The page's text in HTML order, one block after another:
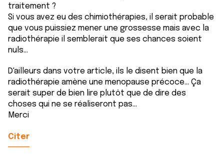
traitement ?
Si vous avez eu des chimiothérapies, il serait probable
que vous puissiez mener une grossesse mais avec la
radiothérapie il semblerait que ses chances soient
nuls...
D'ailleurs dans votre article, ils le disent bien que la
radiothérapie amène une menopause précoce... Ça
serait super de bien lire plutôt que de dire des
choses qui ne se réaliseront pas...
Merci
Citer